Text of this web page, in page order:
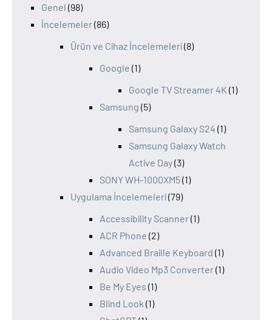
Genel (98)
İncelemeler(86)
Ürün ve Cihaz İncelemeleri(8)
Google (1)
Google TV Streamer 4K (1)
Samsung (5)
Samsung Galaxy S24 (1)
Samsung Galaxy Watch
Active Day(3)
SONY WH-1000XM5(1)
Uygulama İncelemeleri(79)
Accessibility Scanner(1)
ACR Phone (2)
Advanced Braille Keyboard (1)
Audio Video Mp3 Converter(1)
Be My Eyes (1)
Blind Look (1)